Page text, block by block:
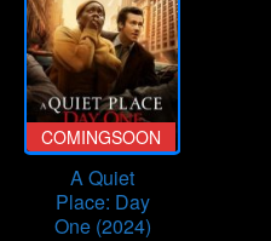
COMINGSOON
A Quiet
Place: Day
One (2024)